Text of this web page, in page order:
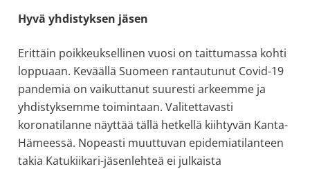
Hyvä yhdistyksen jäsen
Erittäin poikkeuksellinen vuosi on taittumassa kohti
loppuaan. Keväällä Suomeen rantautunut Covid-19
pandemia on vaikuttanut suuresti arkeemme ja
yhdistyksemme toimintaan. Valitettavasti
koronatilanne näyttää tällä hetkellä kiihtyvän Kanta-
Hämeessä. Nopeasti muuttuvan epidemiatilanteen
takia Katukiikari-jäsenlehteä ei julkaista